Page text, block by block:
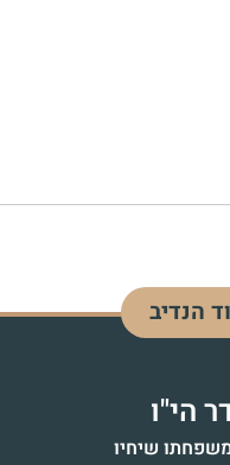
הנדיב
הי"ו
שיחיו